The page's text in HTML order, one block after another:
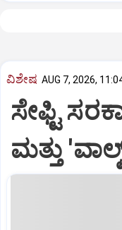
ವಿಶೇಷ AUG 7, 2026,
ಸೇಫ್ಟಿ
ಮತ್ತು